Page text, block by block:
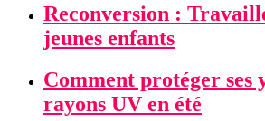
Reconversion :
jeunes enfants
Comment protéger ses
rayons UV en été